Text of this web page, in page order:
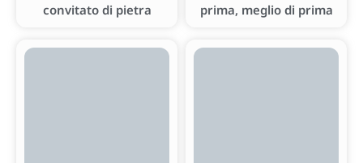
convitato di pietra
prima, meglio di prima